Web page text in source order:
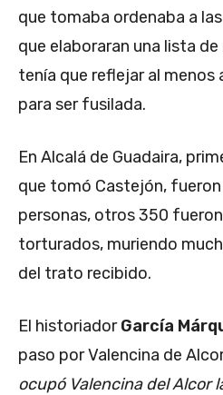
que tomaba ordenaba a
que elaboraran una lista
tenía que reflejar al menos
para ser fusilada.
En Alcalá de Guadaira,
que tomó Castejón, fueron
personas, otros 350
torturados, muriendo
del trato recibido.
El historiadorGarcía
paso por Valencina de
ocupó Valencina del Alcor